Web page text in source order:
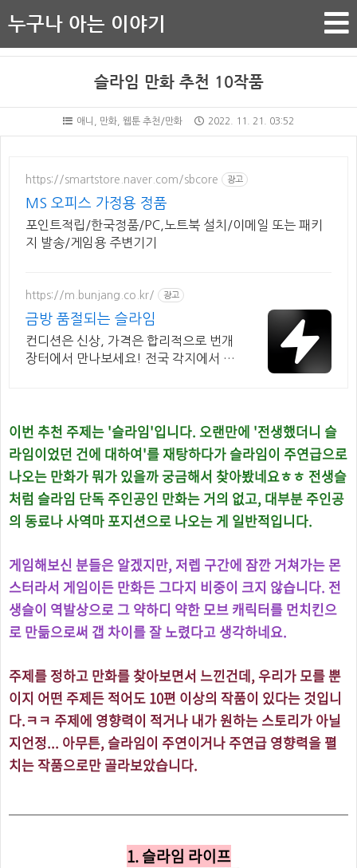
누구나 아는 이야기
슬라임 만화 추천 10작품
애니, 만화, 웹툰 추천/만화 2022. 11. 21. 03:52
https://smartstore.naver.com/sbcore 광고
MS 오피스 가정용 정품
포인트적립/한국정품/PC,노트북 설치/이메일 또는 패키
지 발송/게임용 주변기기
https://m.bunjang.co.kr/ 광고
금방 품절되는 슬라임
컨디션은 신상, 가격은 합리적으로 번개
장터에서 만나보세요! 전국 각지에서 올
이번 추천 주제는 '슬라임'입니다. 오랜만에 '전생했더니 슬
라임이었던 건에 대하여'를 재탕하다가 슬라임이 주연급으로
나오는 만화가 뭐가 있을까 궁금해서 찾아봤네요ㅎㅎ 전생슬
처럼 슬라임 단독 주인공인 만화는 거의 없고, 대부분 주인공
의 동료나 사역마 포지션으로 나오는 게 일반적입니다.
게임해보신 분들은 알겠지만, 저렙 구간에 잠깐 거쳐가는 몬
스터라서 게임이든 만화든 그다지 비중이 크지 않습니다. 전
생슬이 역발상으로 그 약하디 약한 모브 캐릭터를 먼치킨으
로 만듦으로써 갭 차이를 잘 노렸다고 생각하네요.
주제를 정하고 만화를 찾아보면서 느낀건데, 우리가 모를 뿐
이지 어떤 주제든 적어도 10편 이상의 작품이 있다는 것입니
다.ㅋㅋ 주제에 영향력이 적거나 내가 원하는 스토리가 아닐
지언정... 아무튼, 슬라임이 주연이거나 주연급 영향력을 펼
치는 작품으로만 골라보았습니다.
1. 슬라임 라이프